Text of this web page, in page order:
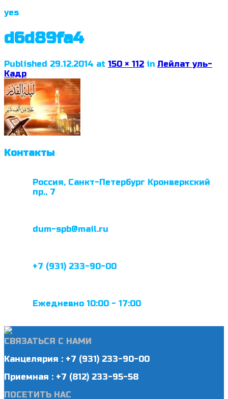
yes
d6d89fa4
Published 29.12.2014 at 150 × 112 in Лейлат уль-
Кадр
Контакты
Россия, Санкт-Петербург Кронверкский
пр., 7
dum-spb@mail.ru
+7 (931) 233-90-00
Ежедневно 10:00 - 17:00
СВЯЗАТЬСЯ С НАМИ
Канцелярия : +7 (931) 233-90-00
Приемная : +7 (812) 233-95-58
ПОСЕТИТЬ НАС